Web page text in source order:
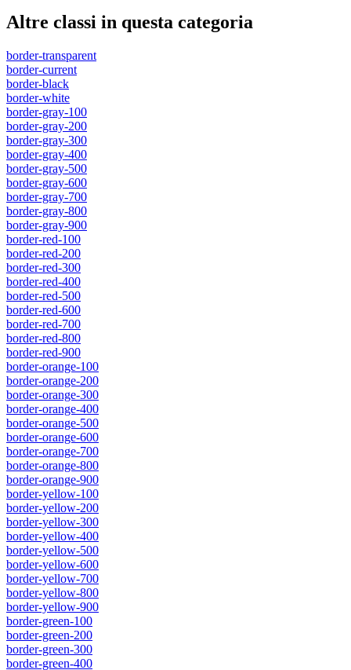
Altre classi in questa categoria
border-transparent
border-current
border-black
border-white
border-gray-100
border-gray-200
border-gray-300
border-gray-400
border-gray-500
border-gray-600
border-gray-700
border-gray-800
border-gray-900
border-red-100
border-red-200
border-red-300
border-red-400
border-red-500
border-red-600
border-red-700
border-red-800
border-red-900
border-orange-100
border-orange-200
border-orange-300
border-orange-400
border-orange-500
border-orange-600
border-orange-700
border-orange-800
border-orange-900
border-yellow-100
border-yellow-200
border-yellow-300
border-yellow-400
border-yellow-500
border-yellow-600
border-yellow-700
border-yellow-800
border-yellow-900
border-green-100
border-green-200
border-green-300
border-green-400